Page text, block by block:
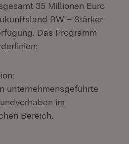
35 Millionen Euro
BW – Stärker
Das Programm
unternehmensgeführte
im
Bereich.